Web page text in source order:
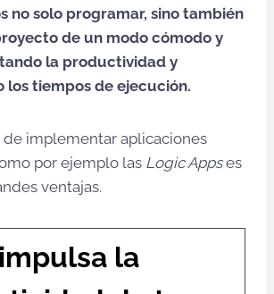
no solo programar, sino también
de un modo cómodo y
la productividad y
los tiempos de ejecución.
de implementar aplicaciones
por ejemplo las Logic Appses
ventajas.
la